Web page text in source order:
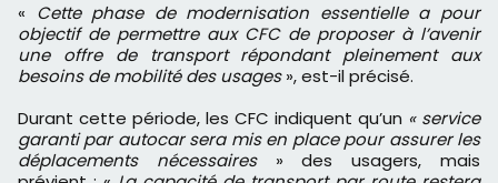
« Cette phase de modernisation essentielle a pour
objectif de permettre aux CFC de proposer à l’avenir
une offre de transport répondant pleinement aux
besoins de mobilité des usages», est-il précisé.
Durant cette période, les CFC indiquent qu’un « service
garanti par autocar sera mis en place pour assurer les
déplacements nécessaires » des usagers, mais